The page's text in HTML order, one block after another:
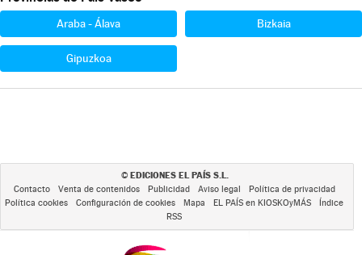
Araba - Álava Bizkaia
Gipuzkoa
© EDICIONES EL PAÍS S.L.
Contacto Venta de contenidos Publicidad Aviso legal
Política de privacidad
Política cookies
Configuración de cookies Mapa EL PAÍS en KIOSKOyMÁS
Índice
RSS